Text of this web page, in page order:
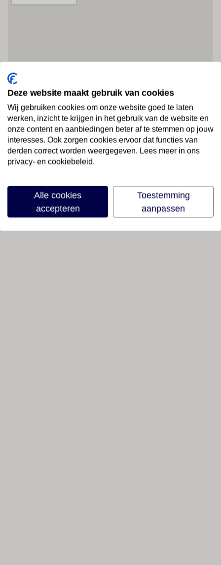
Deze website maakt gebruik van cookies
Wij gebruiken cookies om onze website goed te laten
werken, inzicht te krijgen in het gebruik van de website en
onze content en aanbiedingen beter af te stemmen op jouw
interesses. Ook zorgen cookies ervoor dat functies van
derden correct worden weergegeven. Lees meer in ons
privacy- en cookiebeleid.
Alle cookies
accepteren
Toestemming
aanpassen